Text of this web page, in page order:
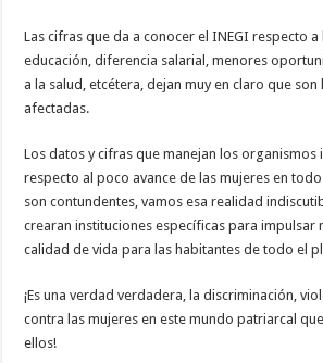
Las cifras que da a conocer el INEGI respecto
educación, diferencia salarial, menores
a la salud, etcétera, dejan muy en claro que son
afectadas.
Los datos y cifras que manejan los organismos
respecto al poco avance de las mujeres en
son contundentes, vamos esa realidad
crearan instituciones específicas para impulsar
calidad de vida para las habitantes de todo el
¡Es una verdad verdadera, la discriminación,
contra las mujeres en este mundo patriarcal
ellos!